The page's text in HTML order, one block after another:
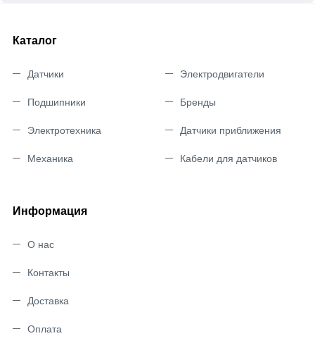
Каталог
Датчики
Подшипники
Электротехника
Механика
Электродвигатели
Бренды
Датчики приближения
Кабели для датчиков
Информация
О нас
Контакты
Доставка
Оплата